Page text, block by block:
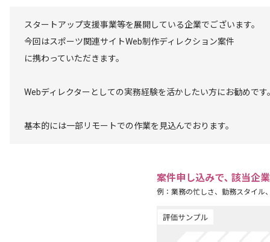
スタートアップ支援事業等を展開している企業でございます。
今回はスポーツ関連サイトWeb制作ディレクション案件
に携わっていただきます。
Webディレクターとしての実務経験を活かしたい方にお勧めです
基本的には一部リモートでの作業を見込んでおります。
案件申し込みで､ 該当企
例：業務の忙しさ、勤務スタイル